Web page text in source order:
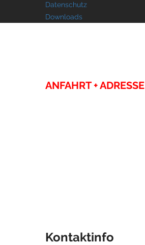
Datenschutz
Downloads
ANFAHRT + ADRESSE
Kontaktinfo